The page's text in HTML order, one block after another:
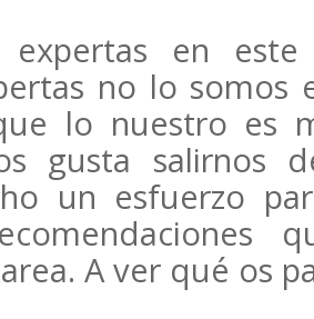
expertas en
no lo somos
lo nuestro es
gusta salirnos
un esfuerzo
A ver qué os